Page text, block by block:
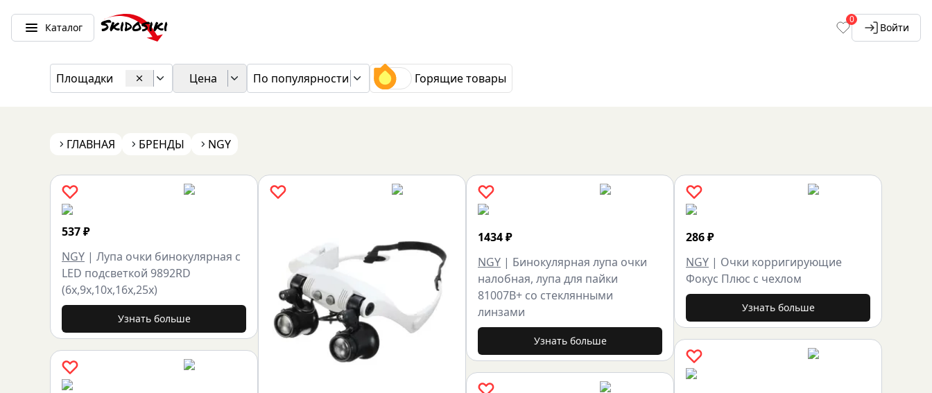
Каталог
0
Войти
Площадки Цена По популярности Горящие товары
ГЛАВНАЯ БРЕНДЫ NGY
537₽
NGY | Лупа очки бинокулярная с
LED подсветкой 9892RD
(6x,9х,10х,16х,25х)
Узнать больше
1434₽
NGY | Бинокулярная лупа очки
налобная, лупа для пайки
81007B+ со стеклянными
линзами
Узнать больше
286₽
NGY | Очки корригирующие
Фокус Плюс с чехлом
Узнать больше